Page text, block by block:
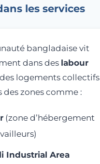
les services
bangladaise vit
dans des labour
logements collectifs
des zones comme :
(zone d’hébergement
Industrial Area